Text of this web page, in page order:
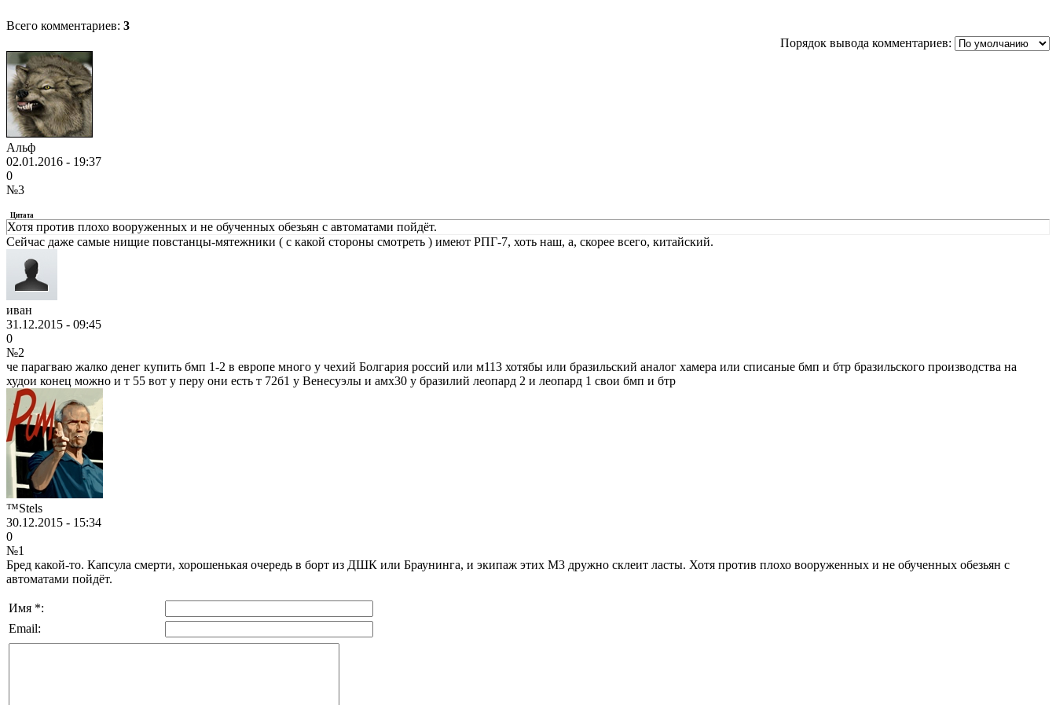
Всего комментариев: 3
Порядок вывода комментариев:
Альф
02.01.2016 - 19:37
0
№3
Цитата
Хотя против плохо вооруженных и не обученных обезьян с автоматами пойдёт.
Сейчас даже самые нищие повстанцы-мятежники ( с какой стороны смотреть ) имеют РПГ-7, хоть наш, а, скорее всего, китайский.
иван
31.12.2015 - 09:45
0
№2
че парагваю жалко денег купить бмп 1-2 в европе много у чехий Болгария россий или м113 хотябы или бразильский аналог хамера или списаные бмп и бтр бразильского производства на
худои конец можно и т 55 вот у перу они есть т 72б1 у Венесуэлы и амх30 у бразилий леопард 2 и леопард 1 свои бмп и бтр
™Stels
30.12.2015 - 15:34
0
№1
Бред какой-то. Капсула смерти, хорошенькая очередь в борт из ДШК или Браунинга, и экипаж этих М3 дружно склеит ласты. Хотя против плохо вооруженных и не обученных обезьян с
автоматами пойдёт.
Имя *:
Email: